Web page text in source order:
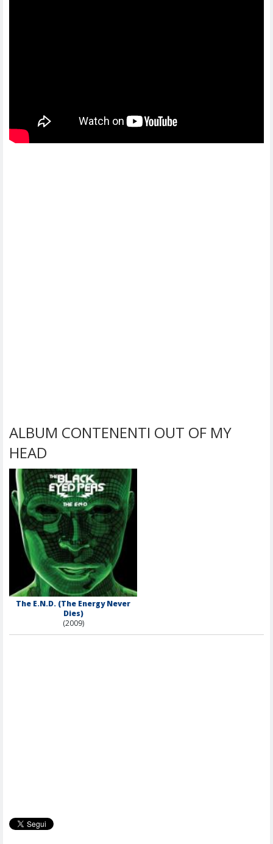
ALBUM CONTENENTI OUT OF MY
HEAD
The E.N.D. (The Energy Never
Dies)
(2009)